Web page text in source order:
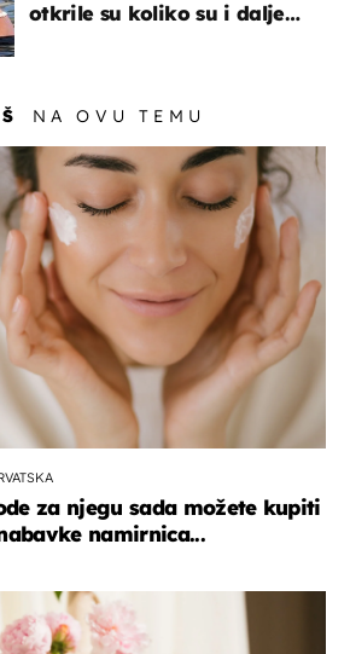
otkrile su koliko su i dalje
NA OVU TEMU
za njegu sada možete kupiti
namirnica...